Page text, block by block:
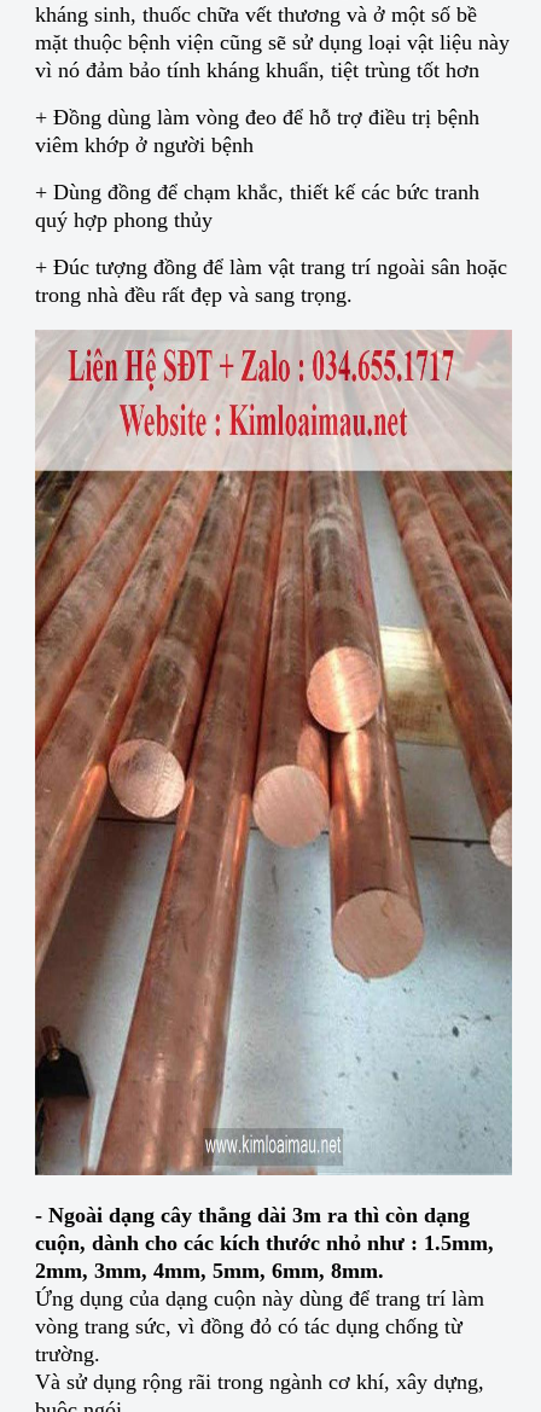
kháng sinh, thuốc chữa vết thương và ở một số bề
mặt thuộc bệnh viện cũng sẽ sử dụng loại vật liệu này
vì nó đảm bảo tính kháng khuẩn, tiệt trùng tốt hơn
+ Đồng dùng làm vòng đeo để hỗ trợ điều trị bệnh
viêm khớp ở người bệnh
+ Dùng đồng để chạm khắc, thiết kế các bức tranh
quý hợp phong thủy
+ Đúc tượng đồng để làm vật trang trí ngoài sân hoặc
trong nhà đều rất đẹp và sang trọng.
- Ngoài dạng cây thẳng dài 3m ra thì còn dạng
cuộn, dành cho các kích thước nhỏ như : 1.5mm,
2mm, 3mm, 4mm, 5mm, 6mm, 8mm.
Ứng dụng của dạng cuộn này dùng để trang trí làm
vòng trang sức, vì đồng đỏ có tác dụng chống từ
trường.
Và sử dụng rộng rãi trong ngành cơ khí, xây dựng,